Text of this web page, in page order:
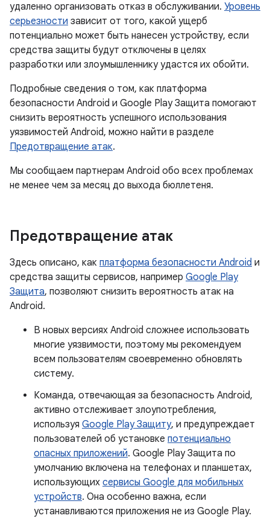
удаленно организовать отказ в обслуживании. Уровень
серьезности зависит от того, какой ущерб
потенциально может быть нанесен устройству, если
средства защиты будут отключены в целях
разработки или злоумышленнику удастся их обойти.
Подробные сведения о том, как платформа
безопасности Android и Google Play Защита помогают
снизить вероятность успешного использования
уязвимостей Android, можно найти в разделе
Предотвращение атак.
Мы сообщаем партнерам Android обо всех проблемах
не менее чем за месяц до выхода бюллетеня.
Предотвращение атак
Здесь описано, как платформа безопасности Android и
средства защиты сервисов, например Google Play
Защита, позволяют снизить вероятность атак на
Android.
В новых версиях Android сложнее использовать
многие уязвимости, поэтому мы рекомендуем
всем пользователям своевременно обновлять
систему.
Команда, отвечающая за безопасность Android,
активно отслеживает злоупотребления,
используя Google Play Защиту, и предупреждает
пользователей об установке потенциально
опасных приложений. Google Play Защита по
умолчанию включена на телефонах и планшетах,
использующих сервисы Google для мобильных
устройств. Она особенно важна, если
устанавливаются приложения не из Google Play.